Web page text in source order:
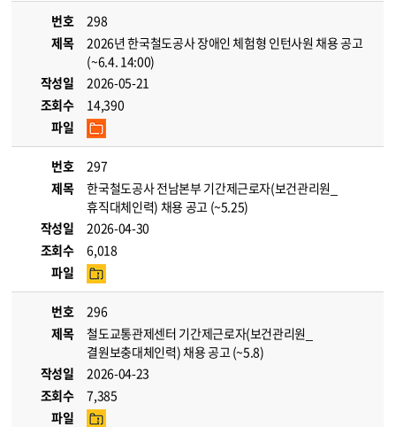
번호
298
제목
2026년 한국철도공사 장애인 체험형 인턴사원 채용 공고
(~6.4. 14:00)
작성일
2026-05-21
조회수
14,390
파일
번호
297
제목
한국철도공사 전남본부 기간제근로자(보건관리원_
휴직대체인력) 채용 공고 (~5.25)
작성일
2026-04-30
조회수
6,018
파일
번호
296
제목
철도교통관제센터 기간제근로자(보건관리원_
결원보충대체인력) 채용 공고 (~5.8)
작성일
2026-04-23
조회수
7,385
파일